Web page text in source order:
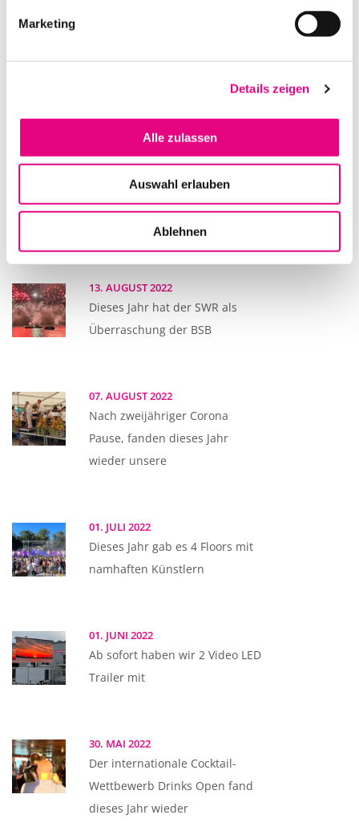
Marketing
Details zeigen
Alle zulassen
Auswahl erlauben
Ablehnen
Am 15.09.2022 durften wir für
14. AUGUST 2022
13. AUGUST 2022
Dieses Jahr hat der SWR als
Überraschung der BSB
07. AUGUST 2022
Nach zweijähriger Corona
Pause, fanden dieses Jahr
wieder unsere
01. JULI 2022
Dieses Jahr gab es 4 Floors mit
namhaften Künstlern
01. JUNI 2022
Ab sofort haben wir 2 Video LED
Trailer mit
30. MAI 2022
Der internationale Cocktail-
Wettbewerb Drinks Open fand
dieses Jahr wieder